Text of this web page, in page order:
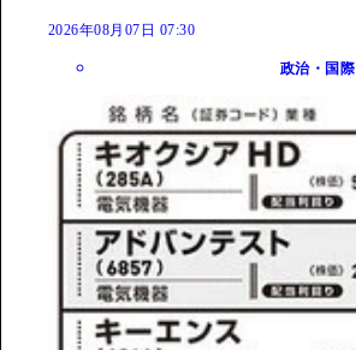
2026年08月07日 07:30
政治・国際